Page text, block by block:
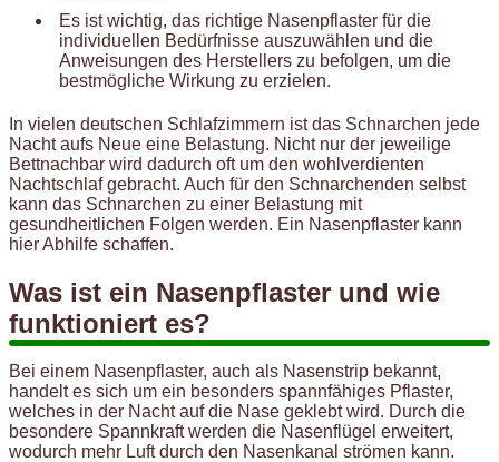
Es ist wichtig, das richtige Nasenpflaster für die
individuellen Bedürfnisse auszuwählen und die
Anweisungen des Herstellers zu befolgen, um die
bestmögliche Wirkung zu erzielen.
In vielen deutschen Schlafzimmern ist das Schnarchen jede
Nacht aufs Neue eine Belastung. Nicht nur der jeweilige
Bettnachbar wird dadurch oft um den wohlverdienten
Nachtschlaf gebracht. Auch für den Schnarchenden selbst
kann das Schnarchen zu einer Belastung mit
gesundheitlichen Folgen werden. Ein Nasenpflaster kann
hier Abhilfe schaffen.
Was ist ein Nasenpflaster und wie
funktioniert es?
Bei einem Nasenpflaster, auch als Nasenstrip bekannt,
handelt es sich um ein besonders spannfähiges Pflaster,
welches in der Nacht auf die Nase geklebt wird. Durch die
besondere Spannkraft werden die Nasenflügel erweitert,
wodurch mehr Luft durch den Nasenkanal strömen kann.